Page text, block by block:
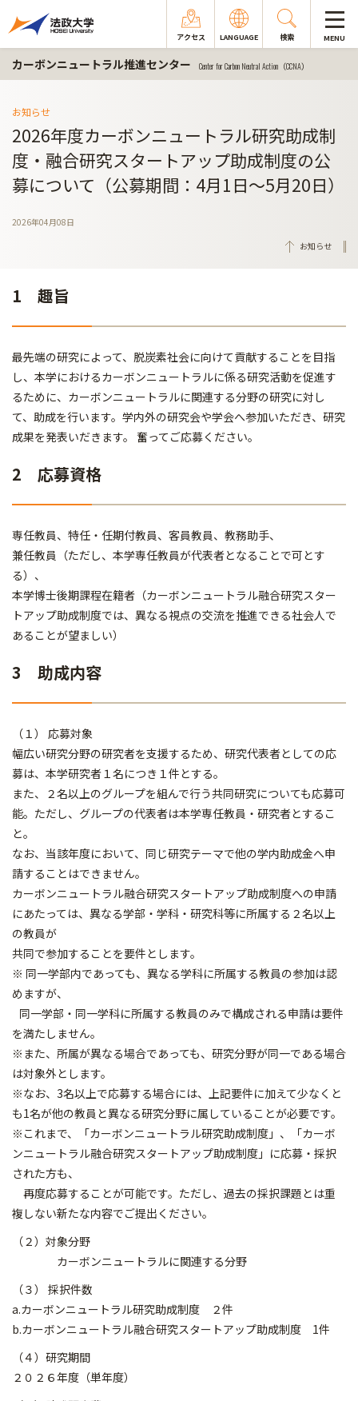
アクセス LANGUAGE 検索 MENU
カーボンニュートラル推進センター Center for Carbon Neutral Action（CCNA）
お知らせ
2026年度カーボンニュートラル研究助成制
度・融合研究スタートアップ助成制度の公
募について（公募期間：4月1日～5月20日）
2026年04月08日
お知らせ
1 趣旨
最先端の研究によって、脱炭素社会に向けて貢献することを目指
し、本学におけるカーボンニュートラルに係る研究活動を促進す
るために、カーボンニュートラルに関連する分野の研究に対し
て、助成を行います。学内外の研究会や学会へ参加いただき、研究
成果を発表いだきます。 奮ってご応募ください。
2 応募資格
専任教員、特任・任期付教員、客員教員、教務助手、
兼任教員（ただし、本学専任教員が代表者となることで可とす
る）、
本学博士後期課程在籍者（カーボンニュートラル融合研究スター
トアップ助成制度では、異なる視点の交流を推進できる社会人で
あることが望ましい）
3 助成内容
（１） 応募対象
幅広い研究分野の研究者を支援するため、研究代表者としての応
募は、本学研究者１名につき１件とする。
また、２名以上のグループを組んで行う共同研究についても応募可
能。ただし、グループの代表者は本学専任教員・研究者とするこ
と。
なお、当該年度において、同じ研究テーマで他の学内助成金へ申
請することはできません。
カーボンニュートラル融合研究スタートアップ助成制度への申請
にあたっては、異なる学部・学科・研究科等に所属する２名以上
の教員が
共同で参加することを要件とします。
※ 同一学部内であっても、異なる学科に所属する教員の参加は認
めますが、
同一学部・同一学科に所属する教員のみで構成される申請は要件
を満たしません。
※また、所属が異なる場合であっても、研究分野が同一である場合
は対象外とします。
※なお、3名以上で応募する場合には、上記要件に加えて少なくと
も1名が他の教員と異なる研究分野に属していることが必要です。
※これまで、「カーボンニュートラル研究助成制度」、「カーボ
ンニュートラル融合研究スタートアップ助成制度」に応募・採択
された方も、
再度応募することが可能です。ただし、過去の採択課題とは重
複しない新たな内容でご提出ください。
（２）対象分野
カーボンニュートラルに関連する分野
（３） 採択件数
a.カーボンニュートラル研究助成制度 ２件
b.カーボンニュートラル融合研究スタートアップ助成制度 1件
（４）研究期間
２０２６年度（単年度）